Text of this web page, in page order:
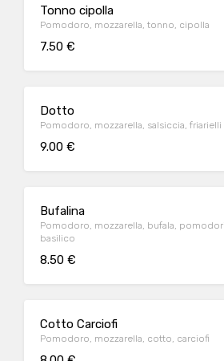
Tonno cipolla
Pomodoro, mozzarella, tonno, cipolla
7.50 €
Dotto
Pomodoro, mozzarella, salsiccia, friarielli
9.00 €
Bufalina
Pomodoro, mozzarella, bufala,
basilico
8.50 €
Cotto Carciofi
Pomodoro, mozzarella, cotto, carciofi